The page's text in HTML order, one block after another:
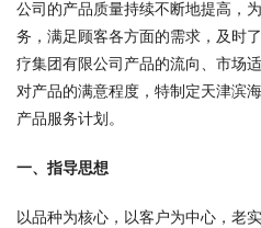
公司的产品质量持续不断地提高，
务，满足顾客各方面的需求，及时
疗集团有限公司产品的流向、市场
对产品的满意程度，特制定天津滨
产品服务计划。
一、指导思想
以品种为核心，以客户为中心，老